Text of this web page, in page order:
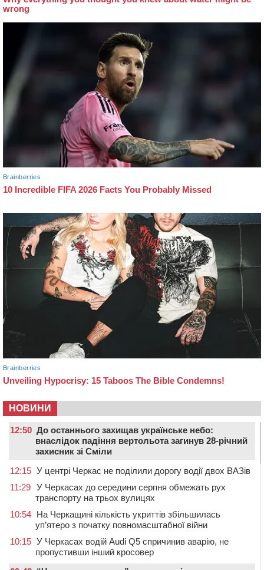
НОВИНИ
12:50 До останнього захищав українське небо:
внаслідок падіння вертольота загинув 28-річний
захисник зі Сміли
12:15 У центрі Черкас не поділили дорогу водії двох ВАЗів
11:29 У Черкасах до середини серпня обмежать рух
транспорту на трьох вулицях
10:54 На Черкащині кількість укриттів збільшилась
уп’ятеро з початку повномасштабної війни
10:15 У Черкасах водій Audi Q5 спричинив аварію, не
пропустивши інший кросовер